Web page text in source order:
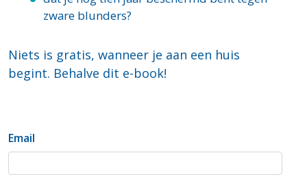
zware blunders?
Niets is gratis, wanneer je aan een huis
begint. Behalve dit e-book!
Email